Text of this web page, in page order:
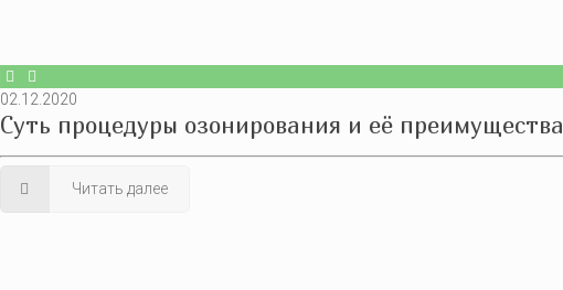
02.12.2020
Суть процедуры озонирования и её преимущества
Читать далее